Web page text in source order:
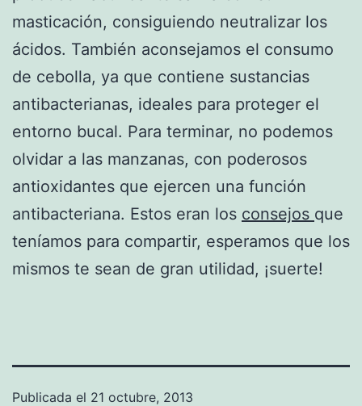
masticación, consiguiendo neutralizar los
ácidos. También aconsejamos el consumo
de cebolla, ya que contiene sustancias
antibacterianas, ideales para proteger el
entorno bucal. Para terminar, no podemos
olvidar a las manzanas, con poderosos
antioxidantes que ejercen una función
antibacteriana. Estos eran los consejos que
teníamos para compartir, esperamos que los
mismos te sean de gran utilidad, ¡suerte!
Publicada el 21 octubre, 2013